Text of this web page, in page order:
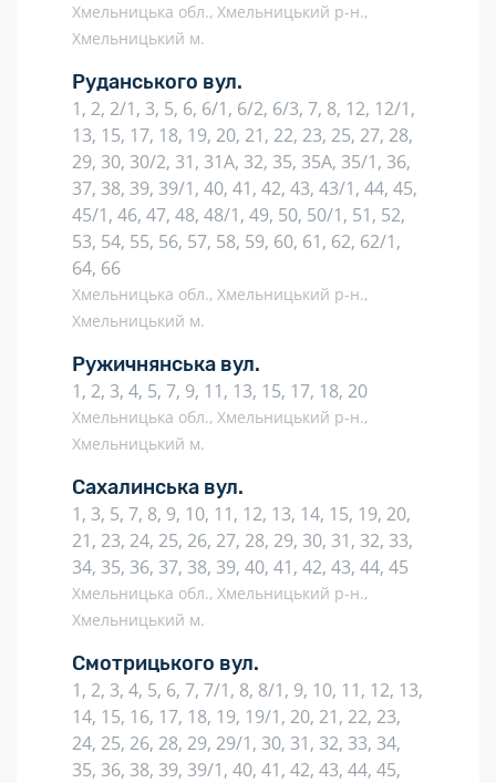
Хмельницька обл., Хмельницький р-н.,
Хмельницький м.
Руданського вул.
1, 2, 2/1, 3, 5, 6, 6/1, 6/2, 6/3, 7, 8, 12, 12/1,
13, 15, 17, 18, 19, 20, 21, 22, 23, 25, 27, 28,
29, 30, 30/2, 31, 31А, 32, 35, 35А, 35/1, 36,
37, 38, 39, 39/1, 40, 41, 42, 43, 43/1, 44, 45,
45/1, 46, 47, 48, 48/1, 49, 50, 50/1, 51, 52,
53, 54, 55, 56, 57, 58, 59, 60, 61, 62, 62/1,
64, 66
Хмельницька обл., Хмельницький р-н.,
Хмельницький м.
Ружичнянська вул.
1, 2, 3, 4, 5, 7, 9, 11, 13, 15, 17, 18, 20
Хмельницька обл., Хмельницький р-н.,
Хмельницький м.
Сахалинська вул.
1, 3, 5, 7, 8, 9, 10, 11, 12, 13, 14, 15, 19, 20,
21, 23, 24, 25, 26, 27, 28, 29, 30, 31, 32, 33,
34, 35, 36, 37, 38, 39, 40, 41, 42, 43, 44, 45
Хмельницька обл., Хмельницький р-н.,
Хмельницький м.
Смотрицького вул.
1, 2, 3, 4, 5, 6, 7, 7/1, 8, 8/1, 9, 10, 11, 12, 13,
14, 15, 16, 17, 18, 19, 19/1, 20, 21, 22, 23,
24, 25, 26, 28, 29, 29/1, 30, 31, 32, 33, 34,
35, 36, 38, 39, 39/1, 40, 41, 42, 43, 44, 45,